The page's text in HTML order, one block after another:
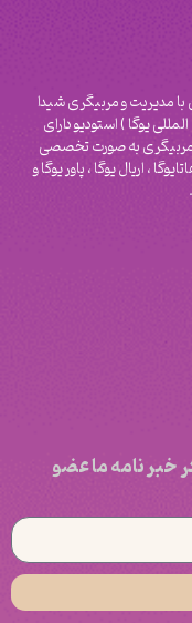
مدیریت و مربیگری شیدا
یوگا ) استودیو دارای
مربیگری به صورت تخصصی
، اریال یوگا ، پاور یوگا و
خبر نامه ما عضو